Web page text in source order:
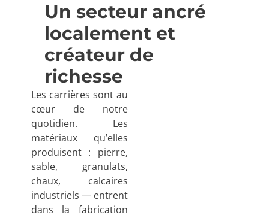
Un secteur ancré
localement et
créateur de
richesse
Les carrières sont au
cœur de notre
quotidien. Les
matériaux qu’elles
produisent : pierre,
sable, granulats,
chaux, calcaires
industriels — entrent
dans la fabrication